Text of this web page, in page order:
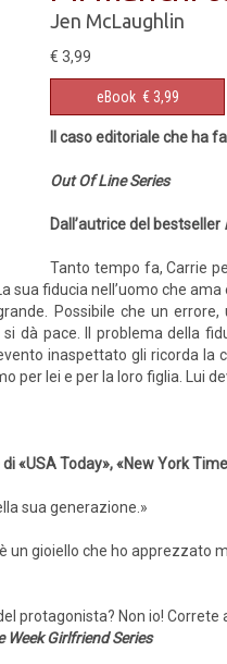
Jen McLaughlin
€ 3,99
eBook € 3,99
Il caso editoriale che ha
Out Of Line Series
Dall’autrice del bestseller
Tanto tempo fa, Carrie
sua fiducia nell’uomo che
Possibile che un
dà pace. Il problema della
inaspettato gli ricorda la
per lei e per la loro figlia. Lui
«USA Today», «New York
sua generazione.»
un gioiello che ho apprezzato
protagonista? Non io! Correte
Week Girlfriend Series